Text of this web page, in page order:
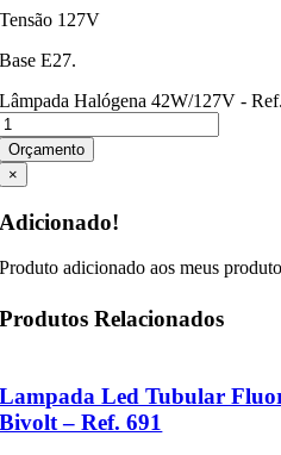
Tensão 127V
Base E27.
Lâmpada Halógena 42W/127V -
Orçamento
×
Adicionado!
Produto adicionado aos meus
Produtos Relacionados
Lampada Led Tubular
Bivolt – Ref. 691